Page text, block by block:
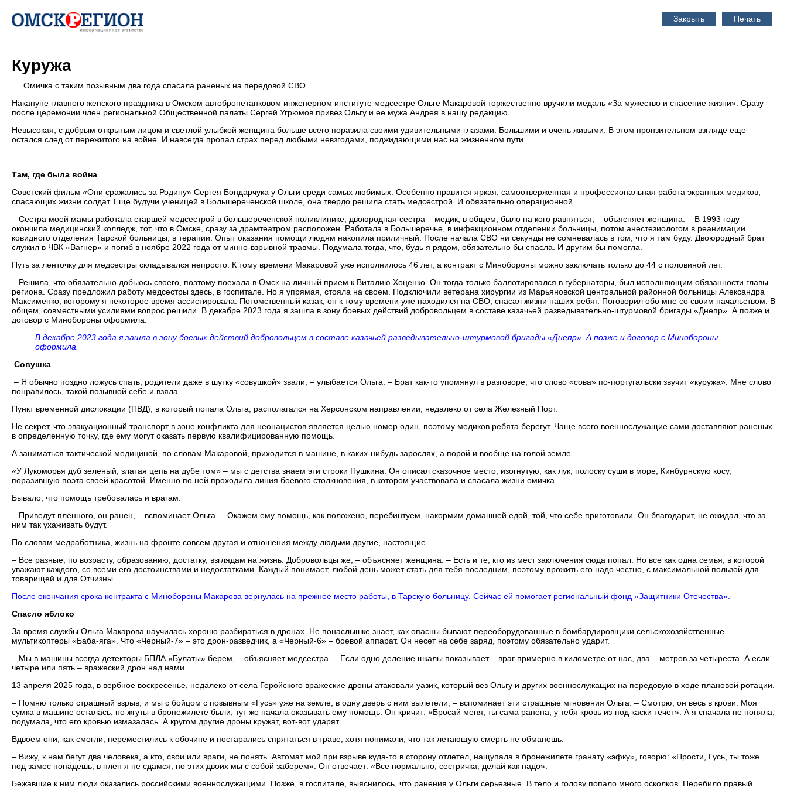
Печать
Закрыть
Куружа
Омичка с таким позывным два года спасала раненых на передовой СВО.
Накануне главного женского праздника в Омском автобронетанковом инженерном институте медсестре Ольге Макаровой торжественно вручили медаль «За мужество и спасение жизни». Сразу
после церемонии член региональной Общественной палаты Сергей Угрюмов привез Ольгу и ее мужа Андрея в нашу редакцию.
Невысокая, с добрым открытым лицом и светлой улыбкой женщина больше всего поразила своими удивительными глазами. Большими и очень живыми. В этом пронзительном взгляде еще
остался след от пережитого на войне. И навсегда пропал страх перед любыми невзгодами, поджидающими нас на жизненном пути.
Там, где была война
Советский фильм «Они сражались за Родину» Сергея Бондарчука у Ольги среди самых любимых. Особенно нравится яркая, самоотверженная и профессиональная работа экранных медиков,
спасающих жизни солдат. Еще будучи ученицей в Большереченской школе, она твердо решила стать медсестрой. И обязательно операционной.
– Сестра моей мамы работала старшей медсестрой в большереченской поликлинике, двоюродная сестра – медик, в общем, было на кого равняться, – объясняет женщина. – В 1993 году
окончила медицинский колледж, тот, что в Омске, сразу за драмтеатром расположен. Работала в Большеречье, в инфекционном отделении больницы, потом анестезиологом в реанимации
ковидного отделения Тарской больницы, в терапии. Опыт оказания помощи людям накопила приличный. После начала СВО ни секунды не сомневалась в том, что я там буду. Двоюродный брат
служил в ЧВК «Вагнер» и погиб в ноябре 2022 года от минно-взрывной травмы. Подумала тогда, что, будь я рядом, обязательно бы спасла. И другим бы помогла.
Путь за ленточку для медсестры складывался непросто. К тому времени Макаровой уже исполнилось 46 лет, а контракт с Минобороны можно заключать только до 44 с половиной лет.
– Решила, что обязательно добьюсь своего, поэтому поехала в Омск на личный прием к Виталию Хоценко. Он тогда только баллотировался в губернаторы, был исполняющим обязанности главы
региона. Сразу предложил работу медсестры здесь, в госпитале. Но я упрямая, стояла на своем. Подключили ветерана хирургии из Марьяновской центральной районной больницы Александра
Максименко, которому я некоторое время ассистировала. Потомственный казак, он к тому времени уже находился на СВО, спасал жизни наших ребят. Поговорил обо мне со своим начальством. В
общем, совместными усилиями вопрос решили. В декабре 2023 года я зашла в зону боевых действий добровольцем в составе казачьей разведывательно-штурмовой бригады «Днепр». А позже и
договор с Минобороны оформила.
В декабре 2023 года я зашла в зону боевых действий добровольцем в составе казачьей разведывательно-штурмовой бригады «Днепр». А позже и договор с Минобороны
оформила.
Совушка
– Я обычно поздно ложусь спать, родители даже в шутку «совушкой» звали, – улыбается Ольга. – Брат как-то упомянул в разговоре, что слово «сова» по-португальски звучит «куружа». Мне слово
понравилось, такой позывной себе и взяла.
Пункт временной дислокации (ПВД), в который попала Ольга, располагался на Херсонском направлении, недалеко от села Железный Порт.
Не секрет, что эвакуационный транспорт в зоне конфликта для неонацистов является целью номер один, поэтому медиков ребята берегут. Чаще всего военнослужащие сами доставляют раненых
в определенную точку, где ему могут оказать первую квалифицированную помощь.
А заниматься тактической медициной, по словам Макаровой, приходится в машине, в каких-нибудь зарослях, а порой и вообще на голой земле.
«У Лукоморья дуб зеленый, златая цепь на дубе том» – мы с детства знаем эти строки Пушкина. Он описал сказочное место, изогнутую, как лук, полоску суши в море, Кинбурнскую косу,
поразившую поэта своей красотой. Именно по ней проходила линия боевого столкновения, в котором участвовала и спасала жизни омичка.
Бывало, что помощь требовалась и врагам.
– Приведут пленного, он ранен, – вспоминает Ольга. – Окажем ему помощь, как положено, перебинтуем, накормим домашней едой, той, что себе приготовили. Он благодарит, не ожидал, что за
ним так ухаживать будут.
По словам медработника, жизнь на фронте совсем другая и отношения между людьми другие, настоящие.
– Все разные, по возрасту, образованию, достатку, взглядам на жизнь. Добровольцы же, – объясняет женщина. – Есть и те, кто из мест заключения сюда попал. Но все как одна семья, в которой
уважают каждого, со всеми его достоинствами и недостатками. Каждый понимает, любой день может стать для тебя последним, поэтому прожить его надо честно, с максимальной пользой для
товарищей и для Отчизны.
После окончания срока контракта с Минобороны Макарова вернулась на прежнее место работы, в Тарскую больницу. Сейчас ей помогает регио­нальный фонд «Защитники Отечества».
Спасло яблоко
За время службы Ольга Макарова научилась хорошо разбираться в дронах. Не понаслышке знает, как опасны бывают переоборудованные в бомбардировщики сельскохозяйственные
мультикоптеры «Баба-яга». Что «Черный-7» – это дрон-разведчик, а «Черный-6» – боевой аппарат. Он несет на себе заряд, поэтому обязательно ударит.
– Мы в машины всегда детекторы БПЛА «Булаты» берем, – объясняет медсестра. – Если одно деление шкалы показывает – враг примерно в километре от нас, два – метров за четыреста. А если
четыре или пять – вражеский дрон над нами.
13 апреля 2025 года, в вербное воскресенье, недалеко от села Геройского вражеские дроны атаковали уазик, который вез Ольгу и других военнослужащих на передовую в ходе плановой ротации.
– Помню только страшный взрыв, и мы с бойцом с позывным «Гусь» уже на земле, в одну дверь с ним вылетели, – вспоминает эти страшные мгновения Ольга. – Смотрю, он весь в крови. Моя
сумка в машине осталась, но жгуты в бронежилете были, тут же начала оказывать ему помощь. Он кричит: «Бросай меня, ты сама ранена, у тебя кровь из-под каски течет». А я сначала не поняла,
подумала, что его кровью измазалась. А кругом другие дроны кружат, вот-вот ударят.
Вдвоем они, как смогли, переместились к обочине и постарались спрятаться в траве, хотя понимали, что так летающую смерть не обманешь.
– Вижу, к нам бегут два человека, а кто, свои или враги, не понять. Автомат мой при взрыве куда-то в сторону отлетел, нащупала в бронежилете гранату «эфку», говорю: «Прости, Гусь, ты тоже
под замес попадешь, в плен я не сдамся, но этих двоих мы с собой заберем». Он отвечает: «Все нормально, сестричка, делай как надо».
Бежавшие к ним люди оказались российскими военнослужащими. Позже, в госпитале, выяснилось, что ранения у Ольги серьезные. В тело и голову попало много осколков. Перебило правый